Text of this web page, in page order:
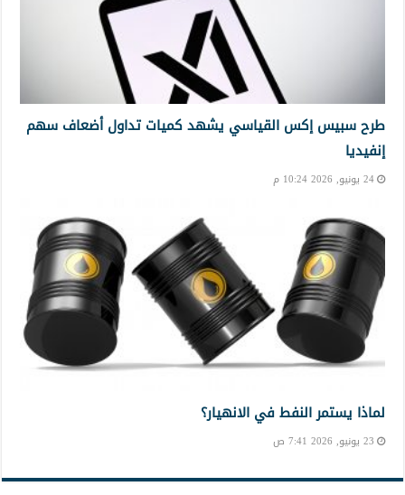
طرح سبيس إكس القياسي يشهد كميات تداول أضعاف سهم
إنفيديا
24 يونيو, 2026 10:24 م
لماذا يستمر النفط في الانهيار؟
23 يونيو, 2026 7:41 ص